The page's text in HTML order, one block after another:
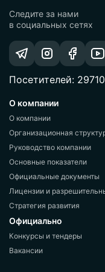
Следите за нами
в социальных сетях
Посетителей:
О компании
О компании
Организационная
Руководство компании
Основные показатели
Официальные документы
Лицензии и
Стратегия развития
Официально
Конкурсы и тендеры
Вакансии